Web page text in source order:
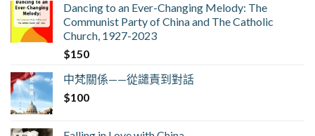
Dancing to an Ever-Changing Melody: The
Communist Party of China and The Catholic
Church, 1927-2023
$150
中梵關係——從譴責到對話
$100